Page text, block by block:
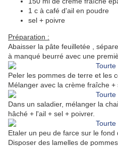
1 c à café d'ail en poudre
sel + poivre
Préparation :
Abaisser la pâte feuilletée ,
à manqué beurré avec une
Peler les pommes de terre et les
Mélanger avec la crème fraîche +
Dans un saladier, mélanger la
hâché + l'ail + sel + poivrer.
Etaler un peu de farce sur le fond
Disposer des lamelles de